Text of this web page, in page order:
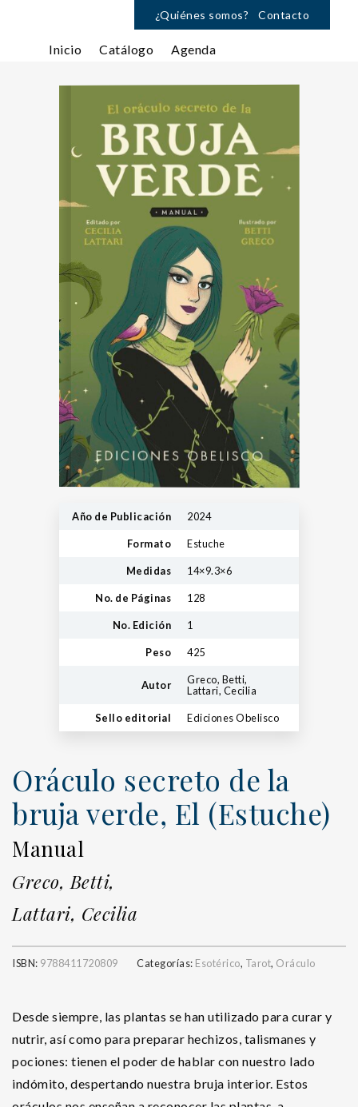
¿Quiénes somos? Contacto
Inicio Catálogo Agenda
Año de Publicación 2024
Formato Estuche
Medidas 14×9.3×6
No. de Páginas 128
No. Edición 1
Peso 425
Autor
Greco, Betti,
Lattari, Cecilia
Sello editorial Ediciones Obelisco
Oráculo secreto de la
bruja verde, El (Estuche)
Manual
Greco, Betti,
Lattari, Cecilia
ISBN: 9788411720809 Categorías: Esotérico, Tarot, Oráculo
Desde siempre, las plantas se han utilizado para curar y
nutrir, así como para preparar hechizos, talismanes y
pociones: tienen el poder de hablar con nuestro lado
indómito, despertando nuestra bruja interior. Estos